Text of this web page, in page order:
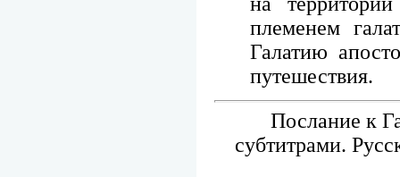
племенем
Галатию
путешествия.
Послание к
субтитрами.